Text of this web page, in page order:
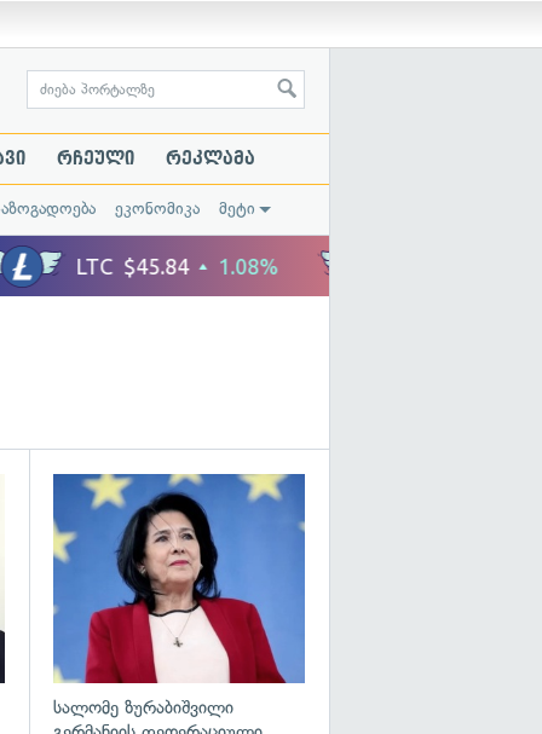
რჩეული რეკლამა
ეკონომიკა მეტი
გადახედვა
სალომე ზურაბიშვილი